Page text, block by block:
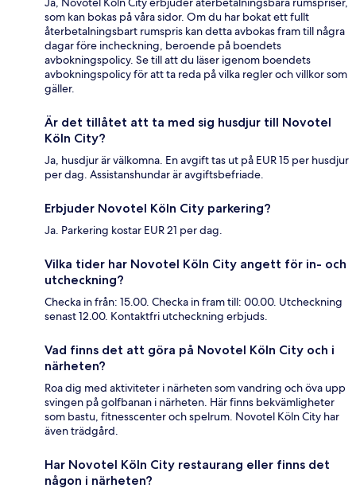
som kan bokas på våra sidor. Om du har bokat ett fullt
återbetalningsbart rumspris kan detta avbokas fram till några
dagar före incheckning, beroende på boendets
avbokningspolicy. Se till att du läser igenom boendets
avbokningspolicy för att ta reda på vilka regler och villkor som
gäller.
Är det tillåtet att ta med sig husdjur till Novotel
Köln City?
Ja, husdjur är välkomna. En avgift tas ut på EUR 15 per husdjur
per dag. Assistanshundar är avgiftsbefriade.
Erbjuder Novotel Köln City parkering?
Ja. Parkering kostar EUR 21 per dag.
Vilka tider har Novotel Köln City angett för in- och
utcheckning?
Checka in från: 15.00. Checka in fram till: 00.00. Utcheckning
senast 12.00. Kontaktfri utcheckning erbjuds.
Vad finns det att göra på Novotel Köln City och i
närheten?
Roa dig med aktiviteter i närheten som vandring och öva upp
svingen på golfbanan i närheten. Här finns bekvämligheter
som bastu, fitnesscenter och spelrum. Novotel Köln City har
även trädgård.
Har Novotel Köln City restaurang eller finns det
någon i närheten?